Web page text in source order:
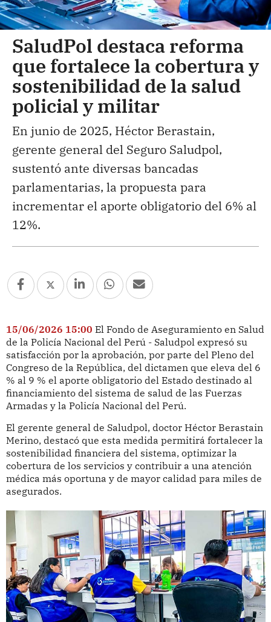
SaludPol destaca reforma
que fortalece la cobertura y
sostenibilidad de la salud
policial y militar
En junio de 2025, Héctor Berastain,
gerente general del Seguro Saludpol,
sustentó ante diversas bancadas
parlamentarias, la propuesta para
incrementar el aporte obligatorio del 6% al
12%.
15/06/2026 15:00 El Fondo de Aseguramiento en Salud
de la Policía Nacional del Perú - Saludpol expresó su
satisfacción por la aprobación, por parte del Pleno del
Congreso de la República, del dictamen que eleva del 6
% al 9 % el aporte obligatorio del Estado destinado al
financiamiento del sistema de salud de las Fuerzas
Armadas y la Policía Nacional del Perú.
El gerente general de Saludpol, doctor Héctor Berastain
Merino, destacó que esta medida permitirá fortalecer la
sostenibilidad financiera del sistema, optimizar la
cobertura de los servicios y contribuir a una atención
médica más oportuna y de mayor calidad para miles de
asegurados.